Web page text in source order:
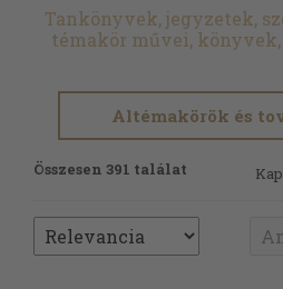
Tankönyvek, jegyzetek,
témakör művei,
Altémakörök és
Összesen 391 találat